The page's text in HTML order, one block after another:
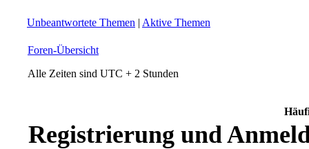
Unbeantwortete Themen | Aktive Themen
Foren-Übersicht
Alle Zeiten sind UTC + 2 Stunden
Registrierung und